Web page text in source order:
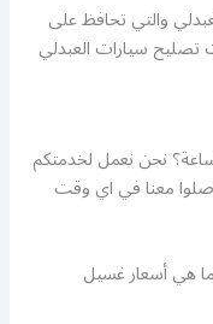
والتي تحافظ على
سيارات العبدلي
خدمات غسيل سيارات متنقل 24 ساعة؟ نحن نعمل لخدمتكم
معنا في اي وقت
هي أسعار غسيل